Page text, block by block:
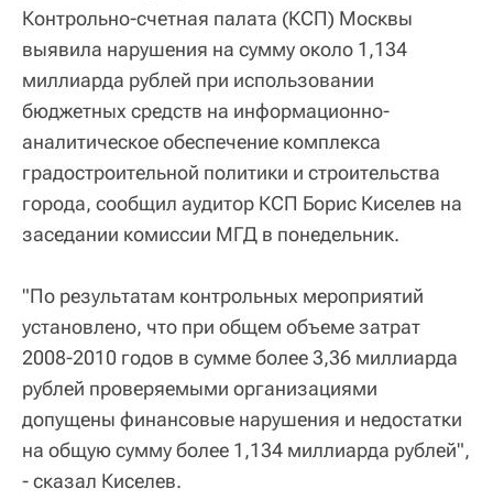
Контрольно-счетная палата (КСП) Москвы
выявила нарушения на сумму около 1,134
миллиарда рублей при использовании
бюджетных средств на информационно-
аналитическое обеспечение комплекса
градостроительной политики и строительства
города, сообщил аудитор КСП Борис Киселев на
заседании комиссии МГД в понедельник.
"По результатам контрольных мероприятий
установлено, что при общем объеме затрат
2008-2010 годов в сумме более 3,36 миллиарда
рублей проверяемыми организациями
допущены финансовые нарушения и недостатки
на общую сумму более 1,134 миллиарда рублей",
- сказал Киселев.